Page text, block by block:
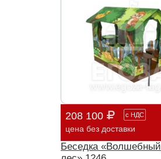
208 100 с НДС
цена без доставки
Беседка «Волшебный